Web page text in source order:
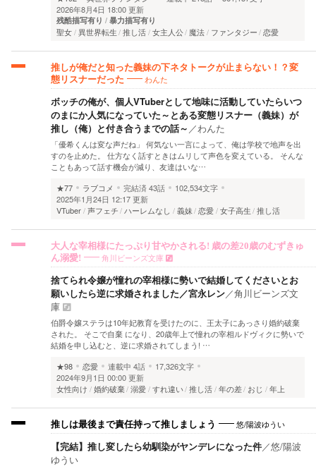
2026年8月4日 18:00 更新
残酷描写有り 暴力描写有り
聖女 異世界転生 推し活 女主人公 魔法 ファンタジー 恋愛
推しが俺だと知った義妹の下ネタトークが止まらない！？変
態リスナーだった
わんた
ボッチの俺が、個人VTuberとして地味に活動していたらいつ
のまにか人気になっていた～とある変態リスナー（義妹）が
推し（俺）と付き合うまでの話～ ／わんた
「優希くんは変な声だね」 何気ない一言によって、俺は学校で地声を出
すのを止めた。 仕方なく話すときはムリして声色を変えている。 そんな
こともあって話す機会が減り、友達はいな…
★77
ラブコメ 完結済43話
102,534文字
2025年1月24日 12:17 更新
VTuber 声フェチ ハーレムなし 義妹 恋愛 女子高生 推し活
大人な宰相様にたっぷり甘やかされる! 歳の差20歳のむずきゅ
ん溺愛!
角川ビーンズ文庫
捨てられ令嬢が憧れの宰相様に勢いで結婚してくださいとお
願いしたら逆に求婚されました／宮永レン／角川ビーンズ文
庫
伯爵令嬢ステラは10年妃教育を受けたのに、王太子にあっさり婚約破棄
された。 そこで自棄 になり、20歳年上で憧れの宰相ルドヴィクに勢いで
結婚を申し込むと、逆に求婚されてしまう! …
★98
恋愛 連載中 4話
17,326文字
2024年9月1日 00:00 更新
女性向け
婚約破棄 溺愛 すれ違い 推し活 年の差 おじ 年上
推しは最後まで責任持って推しましょう 悠/陽波ゆうい
【完結】推し変したら幼馴染がヤンデレになった件／悠/陽波
ゆうい